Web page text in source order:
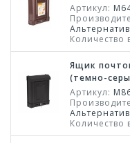
Артикул:
Количество
Ящик
(темно-
Артикул:
Количество